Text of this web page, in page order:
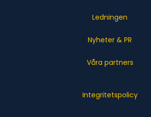
Ledningen
Nyheter & PR
Våra partners
Integritetspolicy